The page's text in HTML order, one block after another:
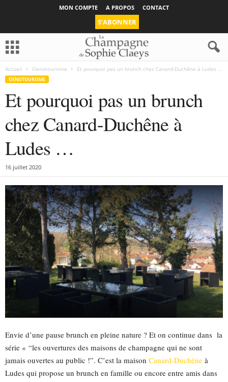
MON COMPTE A PROPOS CONTACT
S’ABONNER
Accueil Oenotourisme Et pourquoi pas un brunch chez Canard-Duchêne à Ludes …
OENOTOURISME
Et pourquoi pas un brunch
chez Canard-Duchêne à
Ludes …
16 juillet 2020
Envie d’une pause brunch en pleine nature ? Et on continue dans la
série « “les ouvertures des maisons de champagne qui ne sont
jamais ouvertes au public !”. C’est la maison Canard-Duchêne à
Ludes qui propose un brunch en famille ou encore entre amis dans